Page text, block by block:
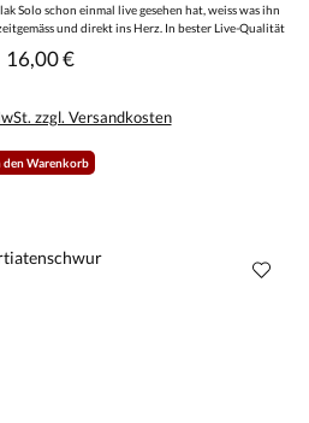
Solo schon einmal live gesehen hat, weiss was ihn
und direkt ins Herz. In bester Live-Qualität
an und beinhaltet alle Texte - Schön gestaltet von
Regulärer Preis:
16,00 €
zzgl. Versandkosten
den Warenkorb